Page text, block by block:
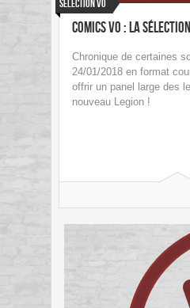
Sélection VO
Comics VO : La
Chronique de certaines
24/01/2018 en format
offrir un panel large des
nouveau Legion !